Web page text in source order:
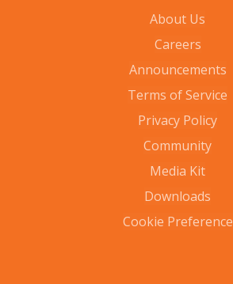
About Us
Careers
Announcements
Terms of Service
Privacy Policy
Community
Media Kit
Downloads
Cookie Preference